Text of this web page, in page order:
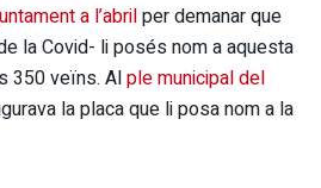
a l’abrilper demanar que
la Covid- li posés nom a aquesta
350 veïns. Alple municipal del
la placa que li posa nom a la